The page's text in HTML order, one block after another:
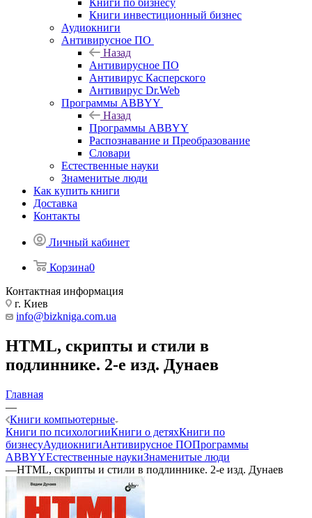
Книги по бизнесу
Книги инвестиционный бизнес
Аудиокниги
Антивирусное ПО
Назад
Антивирусное ПО
Антивирус Касперского
Антивирус Dr.Web
Программы ABBYY
Назад
Программы ABBYY
Распознавание и Преобразование
Словари
Естественные науки
Знаменитые люди
Как купить книги
Доставка
Контакты
Личный кабинет
Корзина0
Контактная информация
г. Киев
info@bizkniga.com.ua
HTML, скрипты и стили в
подлиннике. 2-е изд. Дунаев
Главная
—
Книги компьютерные
Книги по психологииКниги о детяхКниги по
бизнесуАудиокнигиАнтивирусное ПОПрограммы
ABBYYЕстественные наукиЗнаменитые люди
—HTML, скрипты и стили в подлиннике. 2-е изд. Дунаев